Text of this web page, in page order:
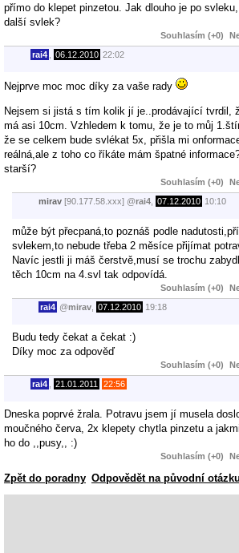
přímo do klepet pinzetou. Jak dlouho je po
další svlek?
Souhlasím (+0)
rai4 06.12.2010 22:02
Nejprve moc moc díky za vaše rady
Nejsem si jistá s tím kolik jí je..prodávající tvrdil,
má asi 10cm. Vzhledem k tomu, že je to můj
že se celkem bude svlékat 5x, přišla mi
reálná,ale z toho co říkáte mám špatné
starší?
Souhlasím (+0)
mirav [90.177.58.xxx] @rai4 07.12.2010 10:10
může být přecpaná,to poznáš podle
svlekem,to nebude třeba 2 měsíce přijímat
Navíc jestli ji máš čerstvě,musí se trochu
těch 10cm na 4.svl tak odpovídá.
Souhlasím (+0)
rai4 @mirav 07.12.2010 19:18
Budu tedy čekat a čekat :)
Díky moc za odpověď
Souhlasím (+0)
rai4 21.01.2011 22:56
Dneska poprvé žrala. Potravu jsem jí musela
moučného červa, 2x klepety chytla pinzetu a
ho do ,,pusy,, :)
Souhlasím (+0)
Zpět do poradny Odpovědět na původní otázku